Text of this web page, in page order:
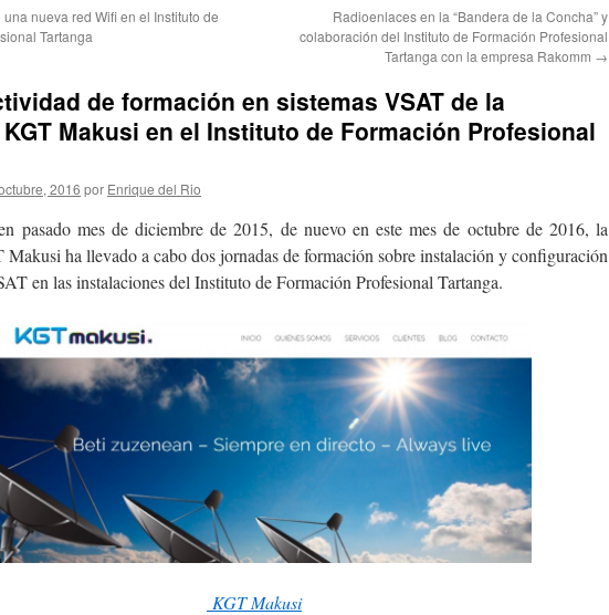
nueva red Wifi en el Instituto de
Tartanga
Radioenlaces en la “Bandera de la Concha” y
colaboración del Instituto de Formación Profesional
Tartanga con la empresa Rakomm →
de formación en sistemas VSAT de la
Makusi en el Instituto de Formación Profesional
2016 por Enrique del Rio
pasado mes de diciembre de 2015, de nuevo en este mes de octubre de 2016, la
ha llevado a cabo dos jornadas de formación sobre instalación y configuración
en las instalaciones del Instituto de Formación Profesional Tartanga.
KGT Makusi